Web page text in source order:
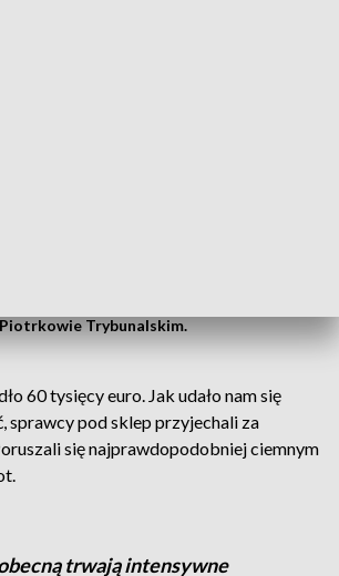
Trybunalskim.
60 tysięcy euro. Jak udało nam się
sprawcy pod sklep przyjechali za
się najprawdopodobniej ciemnym
trwają intensywne